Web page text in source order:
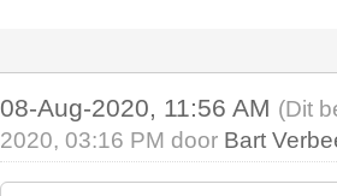
08-Aug-2020, 11:56 AM (Dit
2020, 03:16 PM door Bart